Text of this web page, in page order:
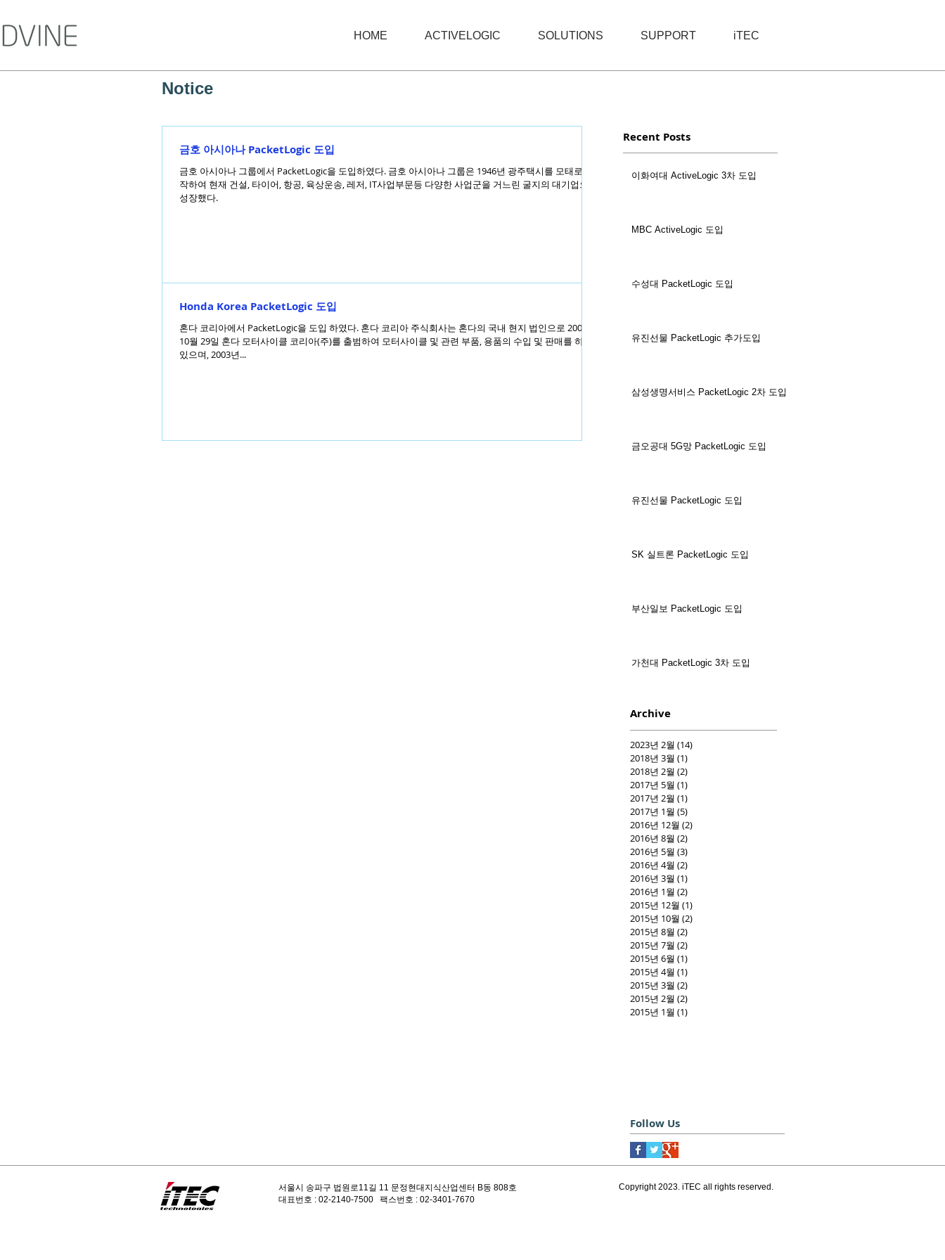
HOME ACTIVELOGIC SOLUTIONS SUPPORT iTEC
Notice
금호 아시아나 PacketLogic 도입
금호 아시아나 그룹에서 PacketLogic을 도입하였다. 금호 아시아나 그룹은 1946년 광주택시를 모태로 시
작하여 현재 건설, 타이어, 항공, 육상운송, 레저, IT사업부문등 다양한 사업군을 거느린 굴지의 대기업으로
성장했다.
Honda Korea PacketLogic 도입
혼다 코리아에서 PacketLogic을 도입 하였다. 혼다 코리아 주식회사는 혼다의 국내 현지 법인으로 2001년
10월 29일 혼다 모터사이클 코리아(주)를 출범하여 모터사이클 및 관련 부품, 용품의 수입 및 판매를 하고
있으며, 2003년...
Recent Posts
이화여대 ActiveLogic 3차 도입
MBC ActiveLogic 도입
수성대 PacketLogic 도입
유진선물 PacketLogic 추가도입
삼성생명서비스 PacketLogic 2차 도입
금오공대 5G망 PacketLogic 도입
유진선물 PacketLogic 도입
SK 실트론 PacketLogic 도입
부산일보 PacketLogic 도입
가천대 PacketLogic 3차 도입
Archive
2023년 2월 (14)
2018년 3월 (1)
2018년 2월 (2)
2017년 5월 (1)
2017년 2월 (1)
2017년 1월 (5)
2016년 12월 (2)
2016년 8월 (2)
2016년 5월 (3)
2016년 4월 (2)
2016년 3월 (1)
2016년 1월 (2)
2015년 12월 (1)
2015년 10월 (2)
2015년 8월 (2)
2015년 7월 (2)
2015년 6월 (1)
2015년 4월 (1)
2015년 3월 (2)
2015년 2월 (2)
2015년 1월 (1)
Follow Us
서울시 송파구 법원로11길 11 문정현대지식산업센터 B동 808호
​대표번호 : 02-2140-7500 팩스번호 : 02-3401-7670
Copyright 2023. iTEC all rights reserved.